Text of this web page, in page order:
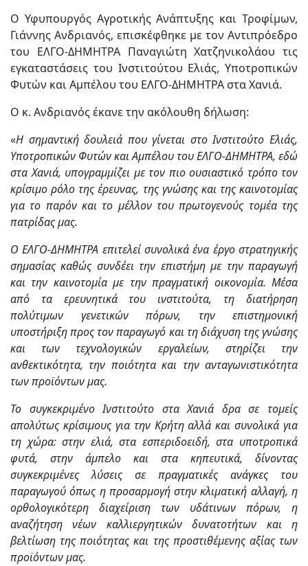
Ο Υφυπουργός Αγροτικής Ανάπτυξης και Τροφίμων,
Γιάννης Ανδριανός, επισκέφθηκε με τον Αντιπρόεδρο
του ΕΛΓΟ-ΔΗΜΗΤΡΑ Παναγιώτη Χατζηνικολάου τις
εγκαταστάσεις του Ινστιτούτου Ελιάς, Υποτροπικών
Φυτών και Αμπέλου του ΕΛΓΟ-ΔΗΜΗΤΡΑ στα Χανιά.
Ο κ. Ανδριανός έκανε την ακόλουθη δήλωση:
«Η σημαντική δουλειά που γίνεται στο Ινστιτούτο Ελιάς,
Υποτροπικών Φυτών και Αμπέλου του ΕΛΓΟ-ΔΗΜΗΤΡΑ, εδώ
στα Χανιά, υπογραμμίζει με τον πιο ουσιαστικό τρόπο τον
κρίσιμο ρόλο της έρευνας, της γνώσης και της καινοτομίας
για το παρόν και το μέλλον του πρωτογενούς τομέα της
πατρίδας μας.
Ο ΕΛΓΟ-ΔΗΜΗΤΡΑ επιτελεί συνολικά ένα έργο στρατηγικής
σημασίας καθώς συνδέει την επιστήμη με την παραγωγή
και την καινοτομία με την πραγματική οικονομία. Μέσα
από τα ερευνητικά του ινστιτούτα, τη διατήρηση
πολύτιμων γενετικών πόρων, την επιστημονική
υποστήριξη προς τον παραγωγό και τη διάχυση της γνώσης
και των τεχνολογικών εργαλείων, στηρίζει την
ανθεκτικότητα, την ποιότητα και την ανταγωνιστικότητα
των προϊόντων μας.
Το συγκεκριμένο Ινστιτούτο στα Χανιά δρα σε τομείς
απολύτως κρίσιμους για την Κρήτη αλλά και συνολικά για
τη χώρα: στην ελιά, στα εσπεριδοειδή, στα υποτροπικά
φυτά, στην άμπελο και στα κηπευτικά, δίνοντας
συγκεκριμένες λύσεις σε πραγματικές ανάγκες του
παραγωγού όπως η προσαρμογή στην κλιματική αλλαγή, η
ορθολογικότερη διαχείριση των υδάτινων πόρων, η
αναζήτηση νέων καλλιεργητικών δυνατοτήτων και η
βελτίωση της ποιότητας και της προστιθέμενης αξίας των
προϊόντων μας.